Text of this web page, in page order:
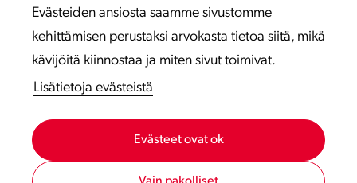
Evästeiden ansiosta saamme sivustomme
kehittämisen perustaksi arvokasta tietoa siitä, mikä
kävijöitä kiinnostaa ja miten sivut toimivat.
Lisätietoja evästeistä
Evästeet ovat ok
Latvia